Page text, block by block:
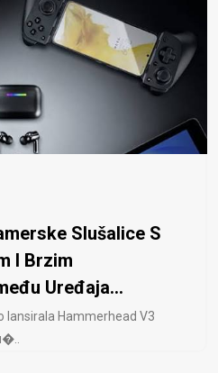
Slušalice S
I Brzim
Uređaja...
lansirala Hammerhead V3